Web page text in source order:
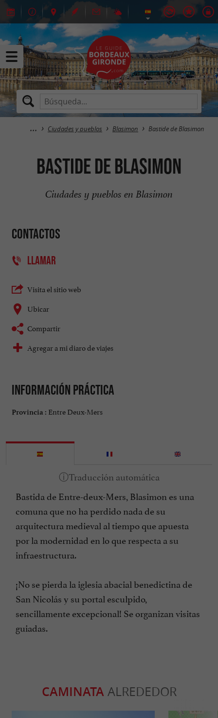
Ciudades y pueblos Blasimon Bastide de Blasimon
Bastide de Blasimon
Ciudades y pueblos en Blasimon
Contactos
LLAMAR
Visita el sitio web
Ubicar
Compartir
Agregar a mi diaro de viajes
Información práctica
Provincia : Entre Deux-Mers
Bastida de Entre-deux-Mers, Blasimon es una
comuna que no ha perdido nada de su
arquitectura medieval al tiempo que apuesta
por la modernidad en lo que respecta a su
infraestructura.
¡No se pierda la iglesia abacial benedictina de
San Nicolás y su portal esculpido,
sencillamente excepcional! Se organizan visitas
guiadas.
CAMINATAALREDEDOR